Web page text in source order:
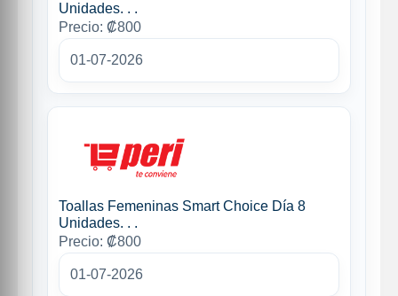
Unidades. . .
Precio: ₡800
01-07-2026
Toallas Femeninas Smart Choice Día 8
Unidades. . .
Precio: ₡800
01-07-2026